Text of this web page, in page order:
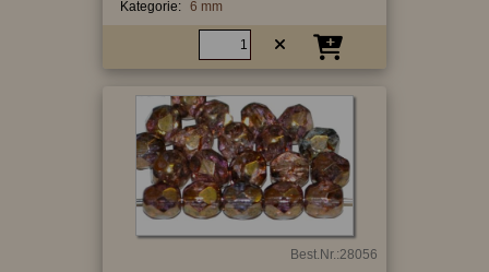
Kategorie: 6 mm
Best.Nr.:28056